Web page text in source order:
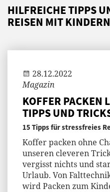
HILFREICHE TIPPS
REISEN MIT KINDERN
28.12.2022
Magazin
KOFFER PACKEN
TIPPS UND
15 Tipps für stressfreies
Koffer packen ohne
unseren cleveren
vergisst nichts und
Urlaub. Von
wird Packen zum